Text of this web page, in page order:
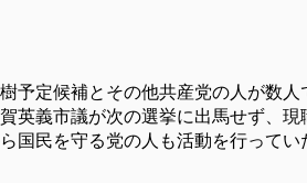
予定候補とその他共産党の人が数
英義市議が次の選挙に出馬せず、
国民を守る党の人も活動を行って